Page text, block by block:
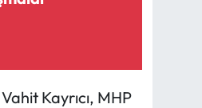
Kayrıcı, MHP